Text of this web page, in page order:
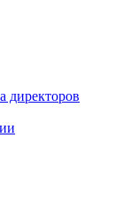
директоров